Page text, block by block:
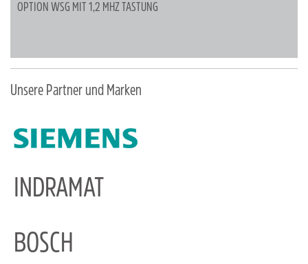
OPTION WSG MIT 1,2 MHZ TASTUNG
Unsere Partner und Marken
INDRAMAT
BOSCH